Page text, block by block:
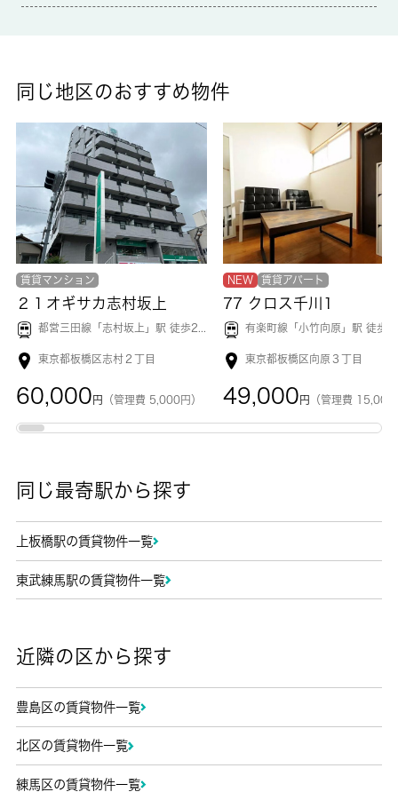
同じ地区のおすすめ物件
賃貸マンション
２１オギサカ志村坂上
都営三田線「 志村坂上 」駅 徒歩2分
東京都板橋区志村２丁目
60,000 円 （管理費 5,000円）
NEW 賃貸アパート
77 クロス千川1
有楽町線「 小竹向原 」駅 徒歩8
東京都板橋区向原３丁目
49,000 円 （管理費 15,000
同じ最寄駅から探す
上板橋駅の賃貸物件一覧
東武練馬駅の賃貸物件一覧
近隣の区から探す
豊島区の賃貸物件一覧
北区の賃貸物件一覧
練馬区の賃貸物件一覧